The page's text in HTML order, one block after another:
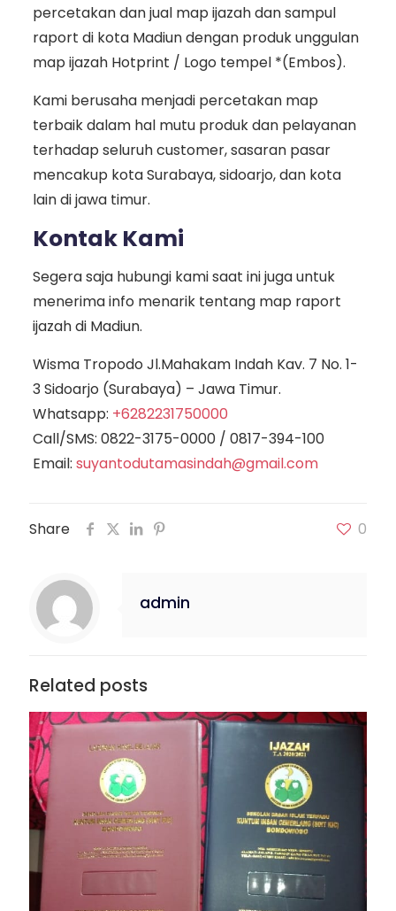
percetakan dan jual map ijazah dan sampul
raport di kota Madiun dengan produk unggulan
map ijazah Hotprint / Logo tempel *(Embos).
Kami berusaha menjadi percetakan map
terbaik dalam hal mutu produk dan pelayanan
terhadap seluruh customer, sasaran pasar
mencakup kota Surabaya, sidoarjo, dan kota
lain di jawa timur.
Kontak Kami
Segera saja hubungi kami saat ini juga untuk
menerima info menarik tentang map raport
ijazah di Madiun.
Wisma Tropodo Jl.Mahakam Indah Kav. 7 No. 1-
3 Sidoarjo (Surabaya) – Jawa Timur.
Whatsapp: +6282231750000
Call/SMS: 0822-3175-0000/ 0817-394-100
Email: suyantodutamasindah@gmail.com
Share 0
admin
Related posts